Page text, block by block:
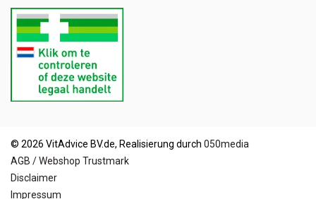
© 2026 VitAdvice BV.de, Realisierung durch 050media
AGB / Webshop Trustmark
Disclaimer
Impressum